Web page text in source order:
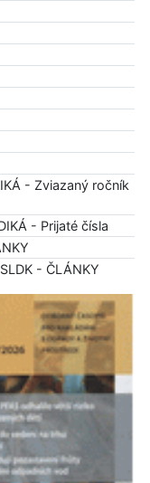
- Zviazaný ročník
- Prijaté čísla
- ČLÁNKY